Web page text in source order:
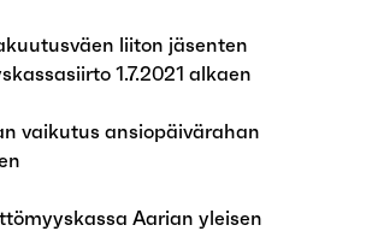
liiton jäsenten
1.7.2021 alkaen
vaikutus ansiopäivärahan
Aarian yleisen